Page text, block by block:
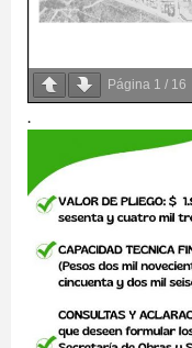
Página 1 / 16
.